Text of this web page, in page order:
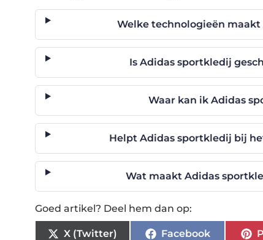
Welke technologieën
Is Adidas sportkledij
Waar kan ik Adidas
Helpt Adidas sportkledij bij
Wat maakt Adidas
Goed artikel? Deel hem dan op:
X (Twitter) Facebook